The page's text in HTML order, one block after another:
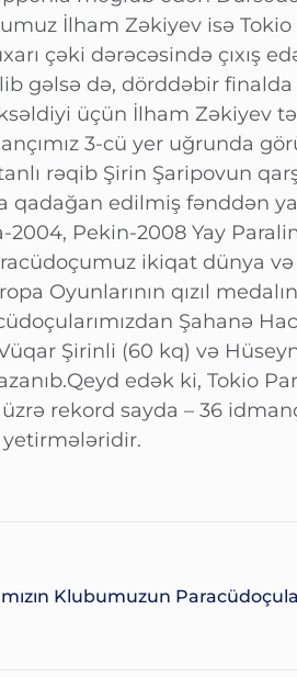
İlham Zəkiyev isə Tokio
çəki dərəcəsində çıxış
gəlsə də, dörddəbir finalda
üçün İlham Zəkiyev
3-cü yer uğrunda
rəqib Şirin Şaripovun
qadağan edilmiş fənddən
2004, Pekin-2008 Yay
ikiqat dünya
Oyunlarının qızıl
Şahanə
Şirinli (60 kq) və
edək ki, Tokio
rekord sayda – 36
yetirmələridir.
Klubumuzun